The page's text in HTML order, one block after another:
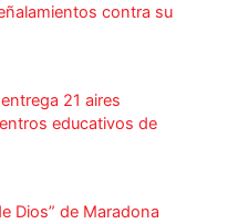
contra su
21 aires
educativos de
Dios” de Maradona